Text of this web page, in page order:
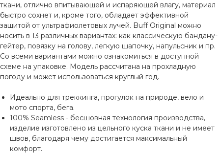
ткани, отлично впитывающей и испаряющей влагу, материал
быстро сохнет и, кроме того, обладает эффективной
защитой от ультрафиолетовых лучей. Buff Original можно
носить в 13 различных вариантах: как классическую бандану-
гейтер, повязку на голову, легкую шапочку, напульсник и пр.
Со всеми вариантами можно ознакомиться в доступной
схеме на упаковке. Модель рассчитана на прохладную
погоду и может использоваться круглый год.
Идеально для треккинга, прогулок на природе, вело и
мото спорта, бега.
100% Seamless - бесшовная технология производства,
изделие изготовлено из цельного куска ткани и не имеет
швов, благодаря чему достигается максимальный
комфорт.